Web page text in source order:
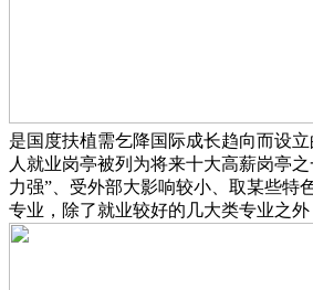
是国度扶植需乞降国际成长趋向而设
人就业岗亭被列为将来十大高薪岗亭
力强”、受外部大影响较小、取某些特
专业，除了就业较好的几大类专业之外